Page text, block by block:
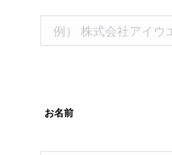
お名前